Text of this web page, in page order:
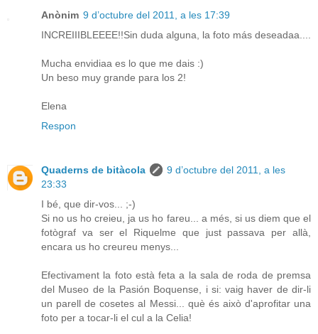
Anònim 9 d’octubre del 2011, a les 17:39
INCREIIIBLEEEE!!Sin duda alguna, la foto más deseadaa....
Mucha envidiaa es lo que me dais :)
Un beso muy grande para los 2!
Elena
Respon
Quaderns de bitàcola
9 d’octubre del 2011, a les
23:33
I bé, que dir-vos... ;-)
Si no us ho creieu, ja us ho fareu... a més, si us diem que el
fotògraf va ser el Riquelme que just passava per allà,
encara us ho creureu menys...
Efectivament la foto està feta a la sala de roda de premsa
del Museo de la Pasión Boquense, i si: vaig haver de dir-li
un parell de cosetes al Messi... què és això d'aprofitar una
foto per a tocar-li el cul a la Celia!